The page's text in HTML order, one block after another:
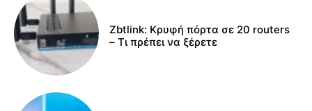
Zbtlink: Κρυφή πόρτα σε 20 routers
– Τι πρέπει να ξέρετε